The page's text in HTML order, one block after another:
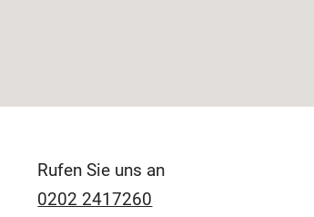
Rufen Sie uns an
0202 2417260